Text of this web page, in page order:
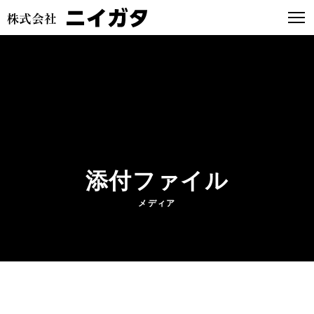
添付ファイル
メディア